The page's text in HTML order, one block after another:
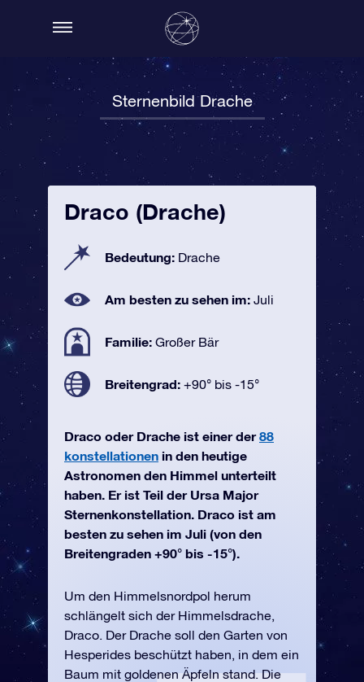
Sternenbild Drache
Draco (Drache)
Bedeutung: Drache
Am besten zu sehen im: Juli
Familie: Großer Bär
Breitengrad: +90° bis -15°
Draco oder Drache ist einer der88
konstellationen in den heutige
Astronomen den Himmel unterteilt
haben. Er ist Teil der Ursa Major
Sternenkonstellation. Draco ist am
besten zu sehen im Juli (von den
Breitengraden +90° bis -15°).
Um den Himmelsnordpol herum
schlängelt sich der Himmelsdrache,
Draco. Der Drache soll den Garten von
Hesperides beschützt haben, in dem ein
Baum mit goldenen Äpfeln stand. Die